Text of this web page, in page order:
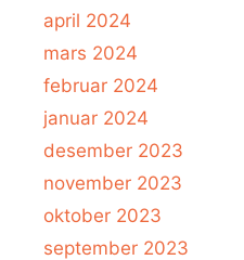
april 2024
mars 2024
februar 2024
januar 2024
desember 2023
november 2023
oktober 2023
september 2023